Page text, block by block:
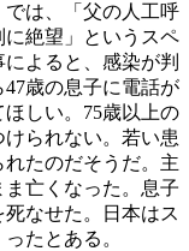
は、「父の人工呼
絶望」というスペ
よると、感染が判
歳の息子に電話が
しい。75歳以上の
られない。若い患
たのだそうだ。主
亡くなった。息子
なせた。日本はス
たとある。